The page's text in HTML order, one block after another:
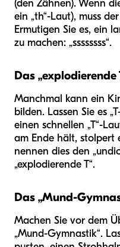
(den Zähnen). Wenn
ein „th“-Laut), muss
Ermutigen Sie es, ein
zu machen: „ssssssss“.
Das „explodierende
Manchmal kann ein
bilden. Lassen Sie es
einen schnellen „T“-
am Ende hält, stolpert
nennen dies den
„explodierende T“.
Das „Mund-
Machen Sie vor dem
„Mund-Gymnastik“.